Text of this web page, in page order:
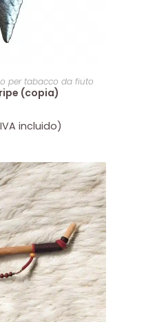
TUTTO
per tabacco da fiuto
(copia)
incluido)